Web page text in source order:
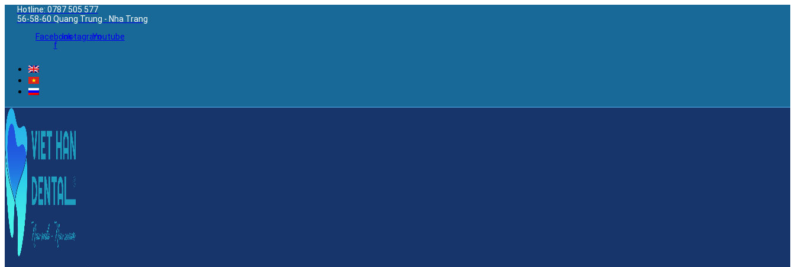
Hotline: 0787 505 577
56-58-60 Quang Trung - Nha Trang
Facebook-
f
InstagramYoutube